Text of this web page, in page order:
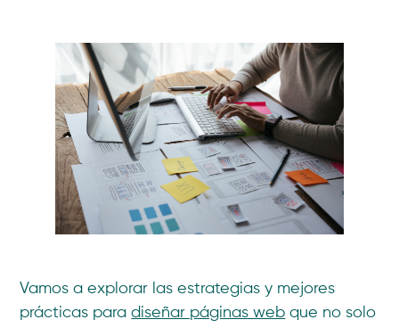
Vamos a explorar las estrategias y mejores
prácticas paradiseñar páginas web que no solo